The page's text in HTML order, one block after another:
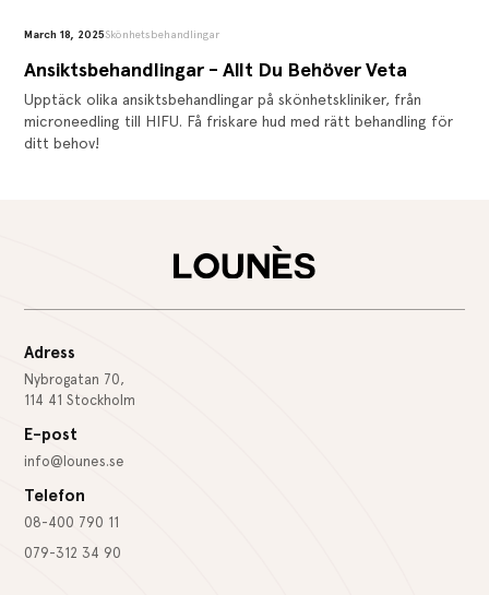
March 18, 2025Skönhetsbehandlingar
Ansiktsbehandlingar - Allt Du Behöver Veta
Upptäck olika ansiktsbehandlingar på skönhetskliniker, från
microneedling till HIFU. Få friskare hud med rätt behandling för
ditt behov!
Adress
Nybrogatan 70,
114 41 Stockholm
E-post
info@lounes.se
Telefon
08-400 790 11
079-312 34 90